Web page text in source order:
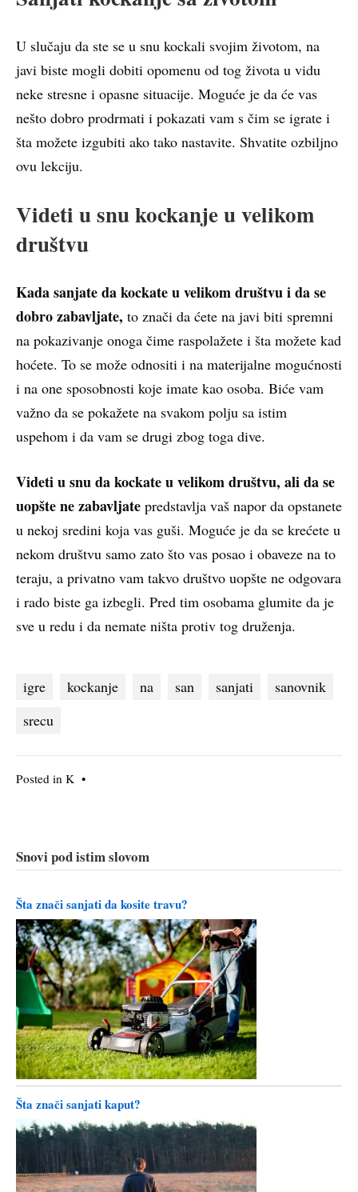
U slučaju da ste se u snu kockali svojim životom, na
javi biste mogli dobiti opomenu od tog života u vidu
neke stresne i opasne situacije. Moguće je da će vas
nešto dobro prodrmati i pokazati vam s čim se igrate i
šta možete izgubiti ako tako nastavite. Shvatite ozbiljno
ovu lekciju.
Videti u snu kockanje u velikom
društvu
Kada sanjate da kockate u velikom društvu i da se
dobro zabavljate, to znači da ćete na javi biti spremni
na pokazivanje onoga čime raspolažete i šta možete kad
hoćete. To se može odnositi i na materijalne mogućnosti
i na one sposobnosti koje imate kao osoba. Biće vam
važno da se pokažete na svakom polju sa istim
uspehom i da vam se drugi zbog toga dive.
Videti u snu da kockate u velikom društvu, ali da se
uopšte ne zabavljate predstavlja vaš napor da opstanete
u nekoj sredini koja vas guši. Moguće je da se krećete u
nekom društvu samo zato što vas posao i obaveze na to
teraju, a privatno vam takvo društvo uopšte ne odgovara
i rado biste ga izbegli. Pred tim osobama glumite da je
sve u redu i da nemate ništa protiv tog druženja.
igre kockanje na san sanjati
sanovnik
srecu
Posted in K •
Snovi pod istim slovom
Šta znači sanjati da kosite travu?
Šta znači sanjati kaput?